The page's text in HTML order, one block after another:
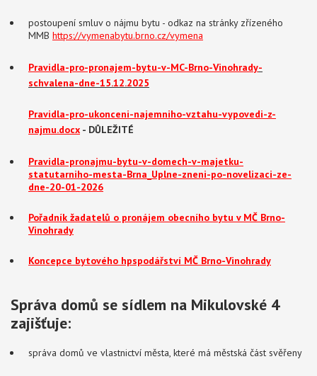
postoupení smluv o nájmu bytu - odkaz na stránky zřízeného
MMB https://vymenabytu.brno.cz/vymena
Pravidla-pro-pronajem-bytu-v-MC-Brno-Vinohrady-
schvalena-dne-15.12.2025
Pravidla-pro-ukonceni-najemniho-vztahu-vypovedi-z-
najmu.docx - DŮLEŽITÉ
Pravidla-pronajmu-bytu-v-domech-v-majetku-
statutarniho-mesta-Brna_Uplne-zneni-po-novelizaci-ze-
dne-20-01-2026
Pořadník žadatelů o pronájem obecního bytu v MČ Brno-
Vinohrady
Koncepce bytového hpspodářství MČ Brno-Vinohrady
Správa domů se sídlem na Mikulovské 4
zajišťuje:
správa domů ve vlastnictví města, které má městská část svěřeny